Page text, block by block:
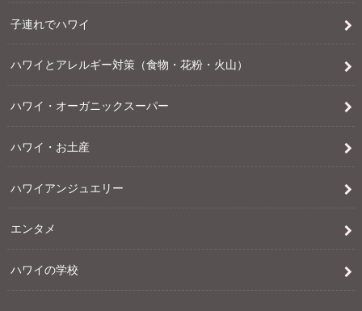
子連れでハワイ
ハワイとアレルギー対策（食物・花粉・火山）
ハワイ・オーガニックスーパー
ハワイ・お土産
ハワイアンジュエリー
エンタメ
ハワイの学校